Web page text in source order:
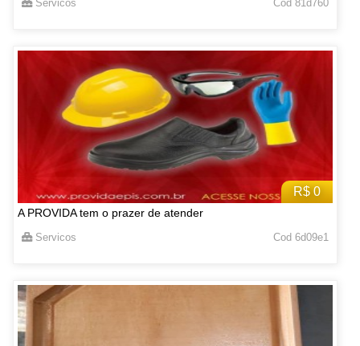
Servicos Cod 81d760
R$ 0
A PROVIDA tem o prazer de atender
Servicos Cod 6d09e1